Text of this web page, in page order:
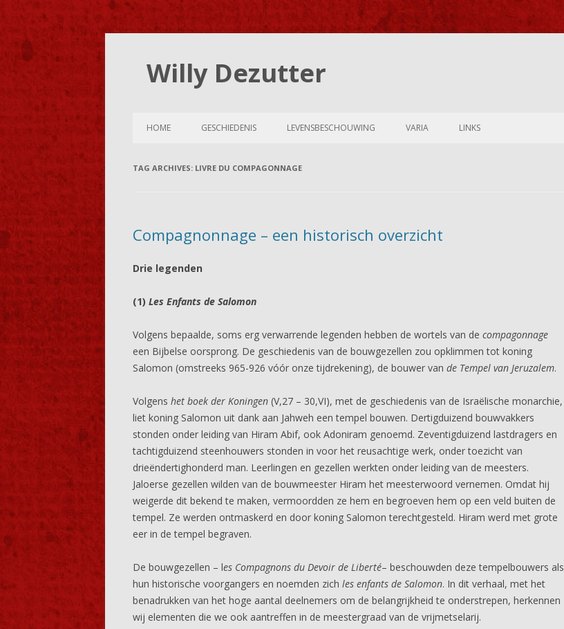
Willy Dezutter
HOME GESCHIEDENIS LEVENSBESCHOUWING VARIA LINKS
TAG ARCHIVES: LIVRE DU COMPAGONNAGE
Compagnonnage – een historisch overzicht
Drie legenden
(1) Les Enfants de Salomon
Volgens bepaalde, soms erg verwarrende legenden hebben de wortels van de compagonnage
een Bijbelse oorsprong. De geschiedenis van de bouwgezellen zou opklimmen tot koning
Salomon (omstreeks 965-926 vóór onze tijdrekening), de bouwer van de Tempel van Jeruzalem.
Volgens het boek der Koningen (V,27 – 30,VI), met de geschiedenis van de Israëlische monarchie,
liet koning Salomon uit dank aan Jahweh een tempel bouwen. Dertigduizend bouwvakkers
stonden onder leiding van Hiram Abif, ook Adoniram genoemd. Zeventigduizend lastdragers en
tachtigduizend steenhouwers stonden in voor het reusachtige werk, onder toezicht van
drieëndertighonderd man. Leerlingen en gezellen werkten onder leiding van de meesters.
Jaloerse gezellen wilden van de bouwmeester Hiram het meesterwoord vernemen. Omdat hij
weigerde dit bekend te maken, vermoordden ze hem en begroeven hem op een veld buiten de
tempel. Ze werden ontmaskerd en door koning Salomon terechtgesteld. Hiram werd met grote
eer in de tempel begraven.
De bouwgezellen – les Compagnons du Devoir de Liberté– beschouwden deze tempelbouwers als
hun historische voorgangers en noemden zich les enfants de Salomon. In dit verhaal, met het
benadrukken van het hoge aantal deelnemers om de belangrijkheid te onderstrepen, herkennen
wij elementen die we ook aantreffen in de meestergraad van de vrijmetselarij.